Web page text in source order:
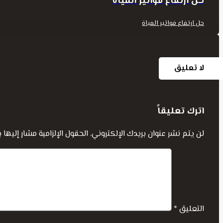
حل ارتفاع فواتير المياة
لا تعليق
اترك تعليقاً
لن يتم نشر عنوان بريدك الإلكتروني. الحقول الإلزامية مشار إليها
التعليق *